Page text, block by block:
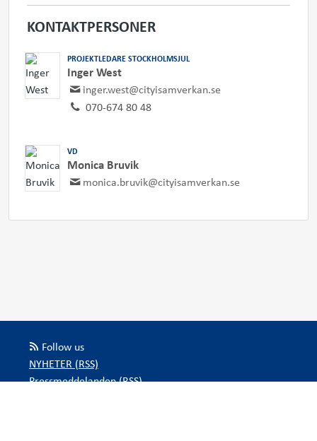
KONTAKTPERSONER
PROJEKTLEDARE STOCKHOLMSJUL
Inger West
inger.west@cityisamverkan.se
070-674 80 48
VD
Monica Bruvik
monica.bruvik@cityisamverkan.se
Follow us
NYHETER (RSS)
Pressmeddelanden (RSS)